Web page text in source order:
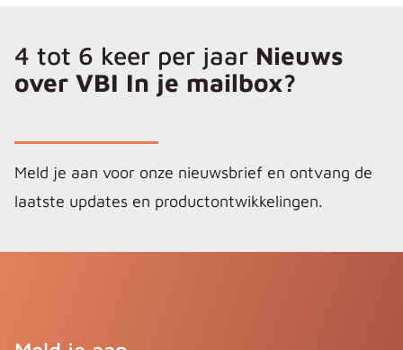
4 tot 6 keer per jaar Nieuws
over VBI In je mailbox?
Meld je aan voor onze nieuwsbrief en ontvang de
laatste updates en productontwikkelingen.